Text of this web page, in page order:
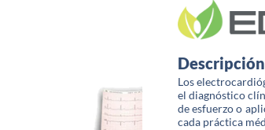
Descripción
Los
el diagnóstico
de esfuerzo o
cada práctica